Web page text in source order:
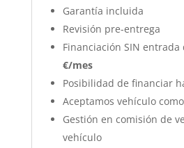
Garantía incluida
Revisión pre-entrega
Financiación SIN entrada
€/mes
Posibilidad de financiar
Aceptamos vehículo
Gestión en comisión de
vehículo